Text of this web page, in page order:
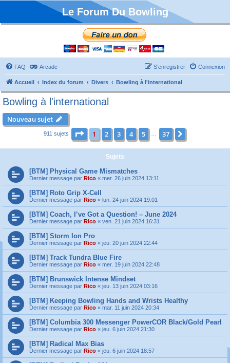
Le Forum Du Bowling
FAQ Arcade Connexion
S’enregistrer
Accueil Index du forum Divers Bowling à l'international
Bowling à l'international
Nouveau sujet
911 sujets Page sur37
1 2 3 4 5 37
Sujets
[BTM] Physical Game Mismatches
Dernier message par Rico « mer. 26 juin 2024 13:11
[BTM] Roto Grip X-Cell
Dernier message par Rico « lun. 24 juin 2024 19:01
[BTM] Coach, I’ve Got a Question! – June 2024
Dernier message par Rico « ven. 21 juin 2024 16:31
[BTM] Storm Ion Pro
Dernier message par Rico « jeu. 20 juin 2024 22:44
[BTM] Track Tundra Blue Fire
Dernier message par Rico « mer. 19 juin 2024 22:48
[BTM] Brunswick Intense Mindset
Dernier message par Rico « jeu. 13 juin 2024 03:16
[BTM] Keeping Bowling Hands and Wrists Healthy
Dernier message par Rico « mar. 11 juin 2024 20:34
[BTM] Columbia 300 Messenger PowerCOR Black/Gold Pearl
Dernier message par Rico « jeu. 6 juin 2024 21:30
[BTM] Radical Max Bias
Dernier message par Rico « jeu. 6 juin 2024 18:57